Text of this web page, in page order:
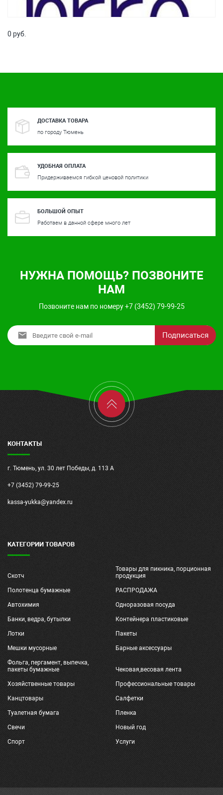
0 руб.
ДОСТАВКА ТОВАРА
по городу Тюмень
УДОБНАЯ ОПЛАТА
Придерживаемся гибкой ценовой политики
БОЛЬШОЙ ОПЫТ
Работаем в данной сфере много лет
НУЖНА ПОМОЩЬ? ПОЗВОНИТЕ
НАМ
Позвоните нам по номеру +7 (3452) 79-99-25
Подписаться
КОНТАКТЫ
г. Тюмень, ул. 30 лет Победы, д. 113 А
+7 (3452) 79-99-25
kassa-yukka@yandex.ru
КАТЕГОРИИ ТОВАРОВ
Скотч
Товары для пикника, порционная
продукция
Полотенца бумажные РАСПРОДАЖА
Автохимия Одноразовая посуда
Банки, ведра, бутылки Контейнера пластиковые
Лотки Пакеты
Мешки мусорные Барные аксессуары
Фольга, пергамент, выпечка,
пакеты бумажные
Чековая,весовая лента
Хозяйственные товары Профессиональные товары
Канцтовары Салфетки
Туалетная бумага Пленка
Свечи Новый год
Спорт Услуги